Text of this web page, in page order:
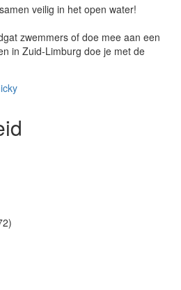
veilig in het open water!
zwemmers of doe mee aan een
in Zuid-Limburg doe je met de